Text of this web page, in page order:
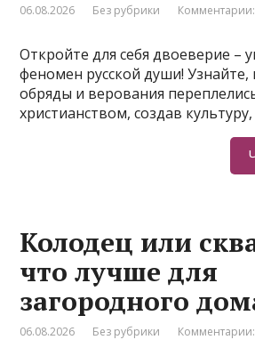
06.08.2026 Без рубрики
Откройте для себя двоеверие –
феномен русской души! Узнайте,
обряды и верования
христианством, создав
Колодец или
что лучше для
загородного
06.08.2026 Без рубрики